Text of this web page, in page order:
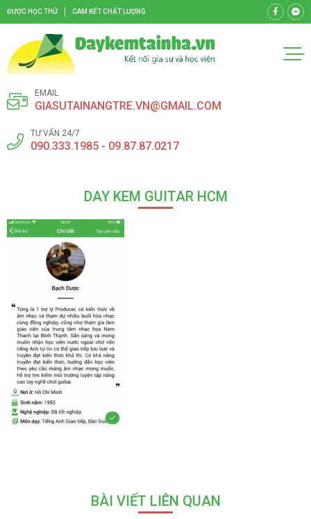
ĐƯỢC HỌC THỬ CAM KẾT CHẤT LƯỢNG
EMAIL
GIASUTAINANGTRE.VN@GMAIL.COM
TƯ VẤN 24/7
090.333.1985 - 09.87.87.0217
DAY KEM GUITAR HCM
BÀI VIẾT LIÊN QUAN